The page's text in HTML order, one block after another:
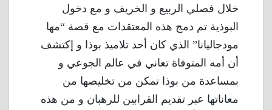
خلال فصلي الربيع و الخريف و مع دخول
البوذية تم دمج هذه المعتقدات مع قصة “مها
مودجاليانا” الذي كان أحد تلاميذ بوذا و إكتشف
أن أمه المتوفاة تعاني في عالم الجوعي و
بمساعدة من بوذا تمكن من تخليصها من
معاناتها عبر تقديم القرابين للرهبان و من هذه